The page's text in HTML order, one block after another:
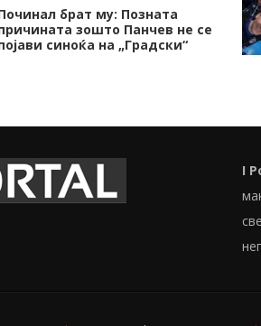
брат му: Позната
зошто Панчев не се
синоќа на „Градски“
I